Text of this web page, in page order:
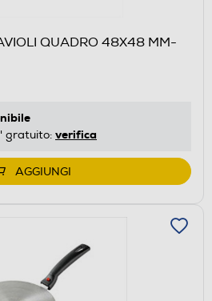
MM-
gratuito: verifica
AGGIUNGI